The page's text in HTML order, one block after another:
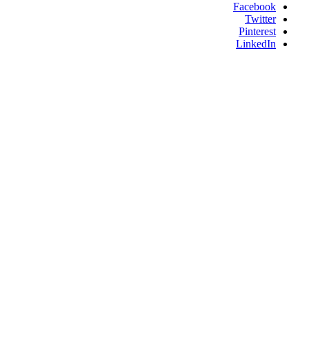
Facebook
Twitter
Pinterest
LinkedIn